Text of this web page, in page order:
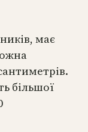
має
більшої